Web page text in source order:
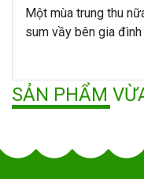
Một mùa trung thu
sum vầy bên gia đình
SẢN PHẨM